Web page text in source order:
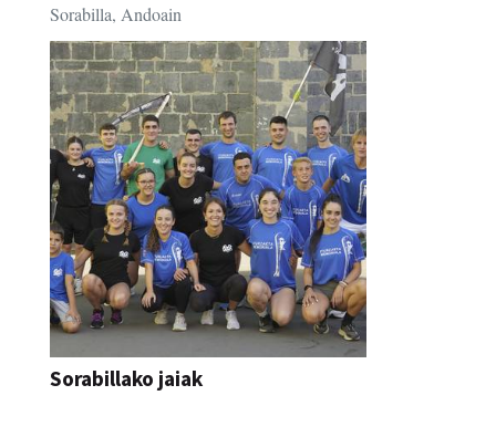
Sorabilla, Andoain
Sorabillako jaiak